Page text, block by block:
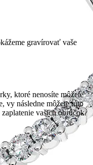
gravírovať vaše
ktoré nenosíte môžete
vy následne môžete túto
vašich obrúčok.